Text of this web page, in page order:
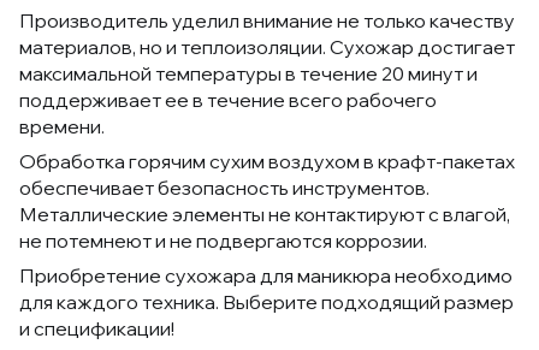
Производитель уделил внимание не только качеству
материалов, но и теплоизоляции. Сухожар достигает
максимальной температуры в течение 20 минут и
поддерживает ее в течение всего рабочего
времени.
Обработка горячим сухим воздухом в крафт-пакетах
обеспечивает безопасность инструментов.
Металлические элементы не контактируют с влагой,
не потемнеют и не подвергаются коррозии.
Приобретение сухожара для маникюра необходимо
для каждого техника. Выберите подходящий размер
и спецификации!